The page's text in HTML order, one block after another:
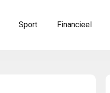
Sport Financieel